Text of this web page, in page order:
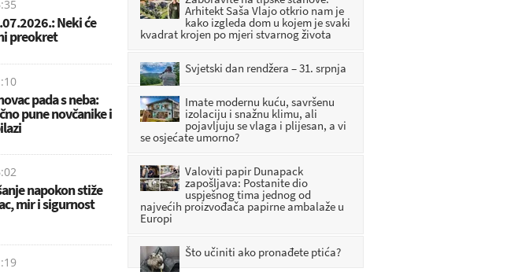
Neki će
preokret
pada s neba:
pune novčanike i
napokon stiže
mir i sigurnost
 PRIJE: 2 SATI
Zagorju: Svaka beba rođena u
zabočkom rodilištu dobiva
poseban dar
 PRIJE: 2 SATI 41 MINUTA
Arhitekt Saša Vlajo otkrio nam je
kako izgleda dom u kojem je svaki
kvadrat krojen po mjeri stvarnog života
Svjetski dan rendžera – 31. srpnja
Imate modernu kuću, savršenu
izolaciju i snažnu klimu, ali
pojavljuju se vlaga i plijesan, a vi
se osjećate umorno?
Valoviti papir Dunapack
zapošljava: Postanite dio
uspješnog tima jednog od
najvećih proizvođača papirne ambalaže u
Europi
Što učiniti ako pronađete ptića?